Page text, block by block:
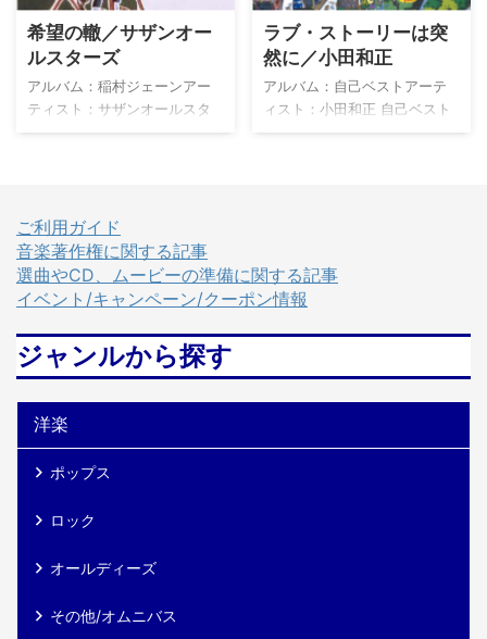
人気のシンガーソングライタ
ーです。幼少のころからマイ
ケル・ジャクソン、ビートル
ズ、バックストリート・ボー
イズなどに影響を受け、歌手
J-POP、R&B、歌謡曲など幅広
い音楽に触れて育ちました。
12歳でYouTubeに演奏動画を
投稿し始め、その耳コピやア
レンジの才能が注目を集めま
希望の轍／サザンオー
ルスターズ
アルバム：稲村ジェーンアー
ティスト：サザンオールスタ
ーズ 稲村ジェーン サザンオー
メルカリ この楽曲はISUM（一
般社団法人音楽特定利用促進
機構）登録楽曲です。
provided by Wedding Sound
オールスターズは、1978年に
デビューした日本のロックバ
ンドで、リーダーでありボー
カルを務める桑田佳祐を中心
に結成されました。神奈川県
茅ヶ崎を拠点に活動 ...
ラブ・ストーリーは突
然に／小田和正
アルバム：自己ベストアーテ
ィスト：小田和正 自己ベスト
小田和正 Amazon 楽天市場
す。 provided by Wedding
Sound ここがポイント 「ラ
1991年、フジテレビ系月9ドラ
主題歌として社会現象的ヒッ
トを記録しました。オリコン1
ルスを達成し、小 ...
ご利用ガイド
音楽著作権に関する記事
選曲やCD、ムービーの準備に関する記事
イベント/キャンペーン/クーポン情報
ジャンルから探す
洋楽
ポップス
ロック
オールディーズ
その他/オムニバス